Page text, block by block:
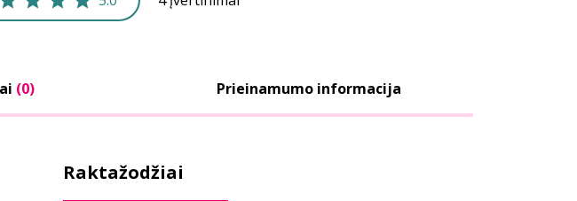
(0) Prieinamumo informacija
Raktažodžiai